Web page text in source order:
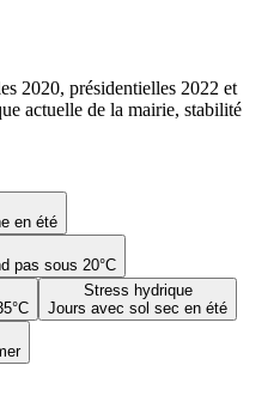
en été
pas sous 20°C
Stress hydrique
Jours avec sol sec en été
2020, présidentielles 2022 et
actuelle de la mairie, stabilité